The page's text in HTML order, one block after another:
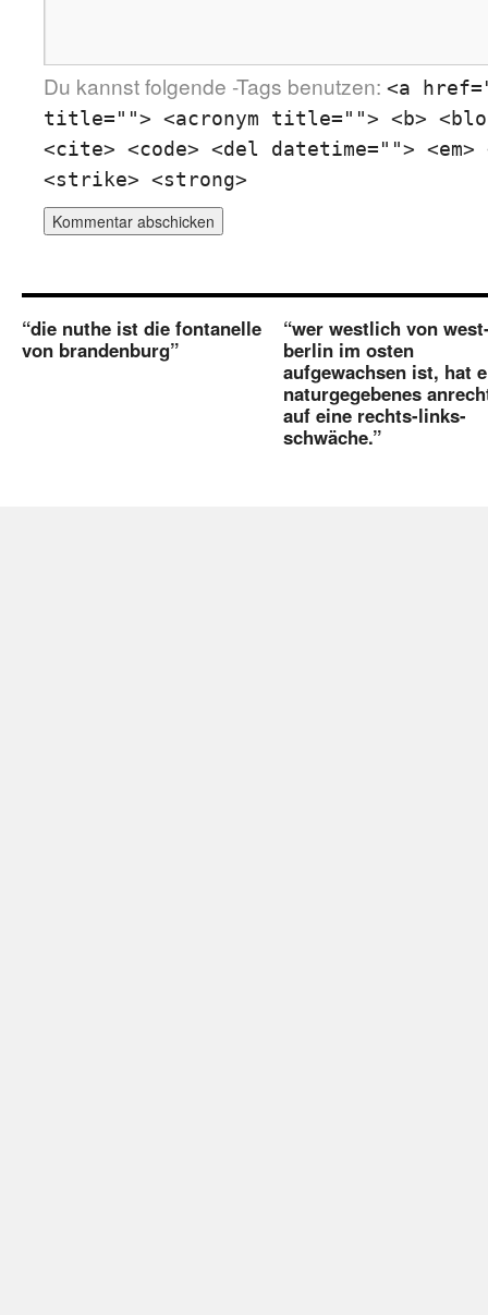
Du kannst folgende -Tags benutzen: <a
title=""> <acronym title=""> <b>
<cite> <code> <del datetime="">
<strike> <strong>
“die nuthe ist die fontanelle
von brandenburg”
“wer westlich von
berlin im osten
aufgewachsen ist, hat
naturgegebenes
auf eine rechts-links-
schwäche.”